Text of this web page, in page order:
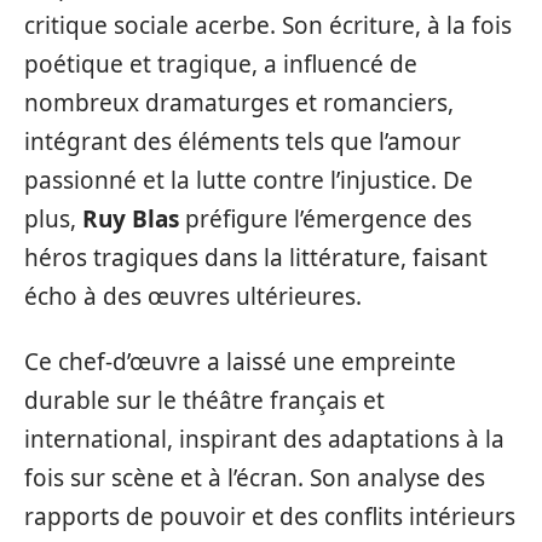
critique sociale acerbe. Son écriture, à la fois
poétique et tragique, a influencé de
nombreux dramaturges et romanciers,
intégrant des éléments tels que l’amour
passionné et la lutte contre l’injustice. De
plus, Ruy Blas préfigure l’émergence des
héros tragiques dans la littérature, faisant
écho à des œuvres ultérieures.
Ce chef-d’œuvre a laissé une empreinte
durable sur le théâtre français et
international, inspirant des adaptations à la
fois sur scène et à l’écran. Son analyse des
rapports de pouvoir et des conflits intérieurs